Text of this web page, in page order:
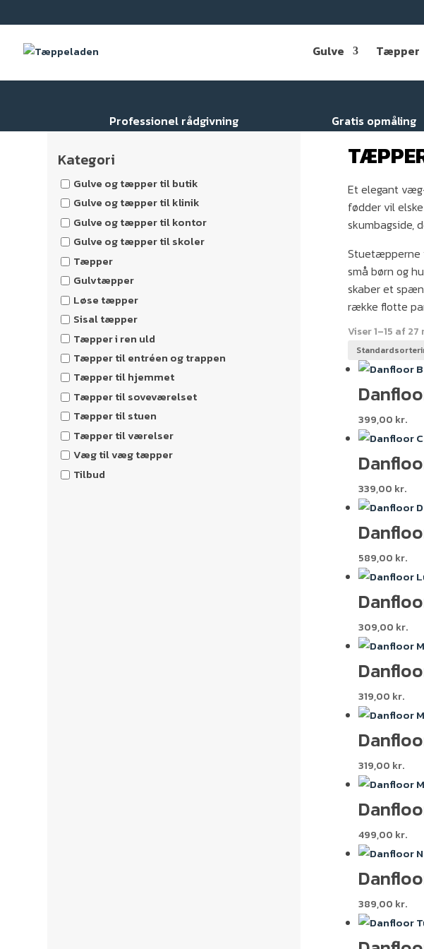
Gulve Tæpper
Professionel rådgivning Gratis opmåling
Kategori
Gulve og tæpper til butik
Gulve og tæpper til klinik
Gulve og tæpper til kontor
Gulve og tæpper til skoler
Tæpper
Gulvtæpper
Løse tæpper
Sisal tæpper
Tæpper i ren uld
Tæpper til entréen og trappen
Tæpper til hjemmet
Tæpper til soveværelset
Tæpper til stuen
Tæpper til værelser
Væg til væg tæpper
Tilbud
Et elegant
fødder vil
skumbagside,
Stuetæpperne
små børn og
skaber et
række flotte
Viser 1–15 af
399,00 kr.
339,00 kr.
589,00 kr.
309,00 kr.
319,00 kr.
319,00 kr.
499,00 kr.
389,00 kr.